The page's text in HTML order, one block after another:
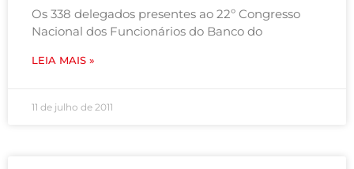
Os 338 delegados presentes ao 22º Congresso
Nacional dos Funcionários do Banco do
LEIA MAIS »
11 de julho de 2011